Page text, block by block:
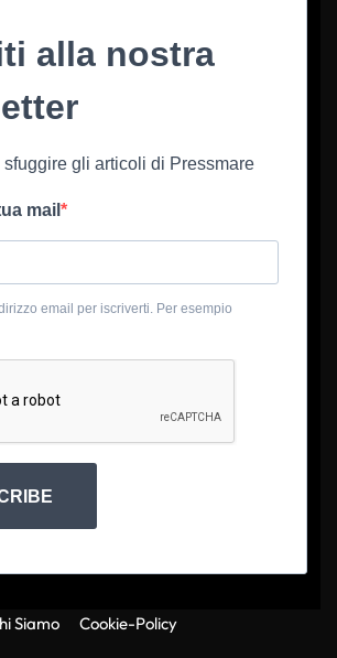
alla nostra
sfuggire gli articoli di Pressmare
mail
email per iscriverti. Per esempio
Siamo Cookie-Policy